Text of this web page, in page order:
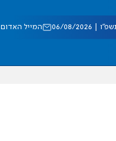
08/2026 המייל האדום